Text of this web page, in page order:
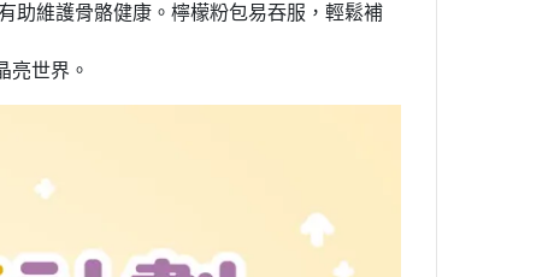
助維護骨骼健康。檸檬粉包易吞服，輕鬆補
亮世界。